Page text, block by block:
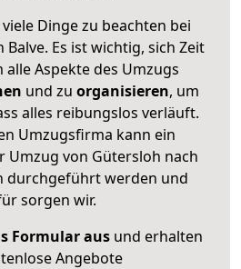
Dinge zu beachten bei
Es ist wichtig, sich Zeit
alle Aspekte des Umzugs
und zu organisieren, um
alles reibungslos verläuft.
Umzugsfirma kann ein
Umzug von Gütersloh nach
durchgeführt werden und
sorgen wir.
Formular ausund erhalten
Angebote